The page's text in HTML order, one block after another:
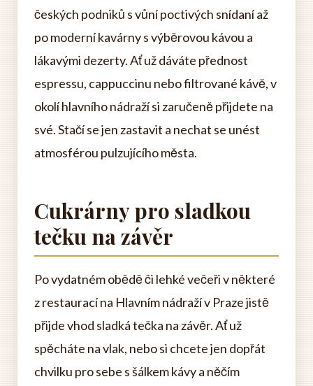
českých podniků s vůní poctivých snídaní až
po moderní kavárny s výběrovou kávou a
lákavými dezerty. Ať už dáváte přednost
espressu, cappuccinu nebo filtrované kávě, v
okolí hlavního nádraží si zaručeně přijdete na
své. Stačí se jen zastavit a nechat se unést
atmosférou pulzujícího města.
Cukrárny pro sladkou
tečku na závěr
Po vydatném obědě či lehké večeři v některé
z restaurací na Hlavním nádraží v Praze jistě
přijde vhod sladká tečka na závěr. Ať už
spěcháte na vlak, nebo si chcete jen dopřát
chvilku pro sebe s šálkem kávy a něčím